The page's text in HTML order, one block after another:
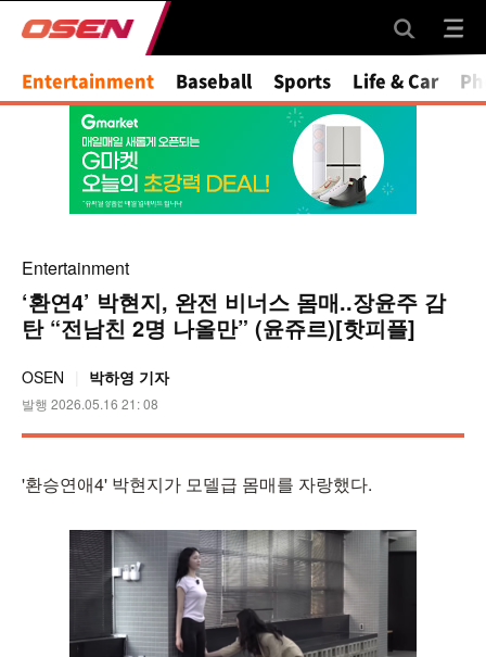
Mute
Entertainment Baseball Sports Life & Car
Entertainment
‘환연4’ 박현지, 완전 비너스 몸매..장윤주 감
탄 “전남친 2명 나올만” (윤쥬르)[핫피플]
OSEN 박하영 기자
발행 2026.05.16 21: 08
'환승연애4' 박현지가 모델급 몸매를 자랑했다.